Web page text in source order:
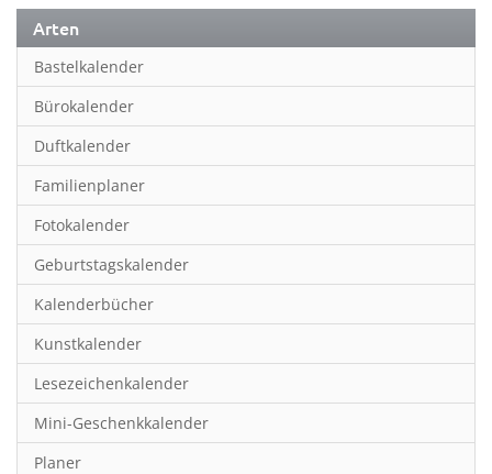
Erotik
Essen & Trinken
Familienplaner
Fantasy
Film
Fotokunst
Frauen
Fußball
Gaming
Geburtstagskalender
Geschichte
Hobby & Basteln
Arten
Bastelkalender
Bürokalender
Duftkalender
Familienplaner
Fotokalender
Geburtstagskalender
Kalenderbücher
Kunstkalender
Lesezeichenkalender
Mini-Geschenkkalender
Planer